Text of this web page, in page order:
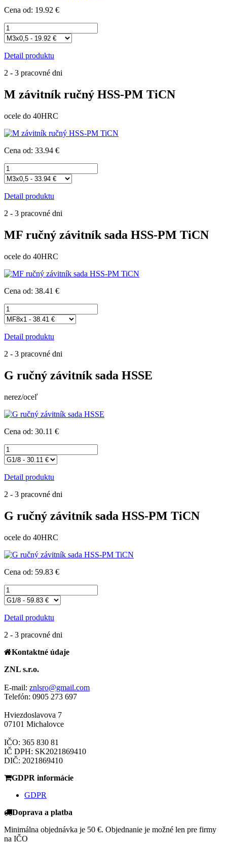
Cena od: 19.92 €
Detail produktu
2 - 3 pracovné dni
M závitník ručný HSS-PM TiCN
ocele do 40HRC
Cena od: 33.94 €
Detail produktu
2 - 3 pracovné dni
MF ručný závitník sada HSS-PM TiCN
ocele do 40HRC
Cena od: 38.41 €
Detail produktu
2 - 3 pracovné dni
G ručný závitník sada HSSE
nerez/oceľ
Cena od: 30.11 €
Detail produktu
2 - 3 pracovné dni
G ručný závitník sada HSS-PM TiCN
ocele do 40HRC
Cena od: 59.83 €
Detail produktu
2 - 3 pracovné dni
Kontaktné údaje
ZNL s.r.o.
E-mail: znlsro@gmail.com
Telefón: 0905 273 697
Hviezdoslavova 7
07101 Michalovce
IČO: 365 830 81
IČ DPH: SK2021869410
DIČ: 2021869410
GDPR informácie
GDPR
Doprava a platba
Minimálna objednávka je 50 €. Objednanie je možné len pre firmy
na IČO